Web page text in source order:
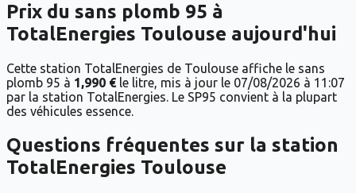
Prix du sans plomb 95 à
TotalEnergies Toulouse aujourd'hui
Cette station TotalEnergies de Toulouse affiche le sans
plomb 95 à 1,990 € le litre, mis à jour le 07/08/2026 à 11:07
par la station TotalEnergies. Le SP95 convient à la plupart
des véhicules essence.
Questions fréquentes sur la station
TotalEnergies Toulouse